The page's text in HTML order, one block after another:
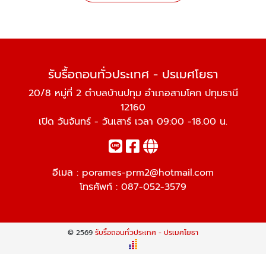
รับรื้อถอนทั่วประเทศ - ปรเมศโยธา
20/8 หมู่ที่ 2 ตำบลบ้านปทุม อำเภอสามโคก ปทุมธานี
12160
เปิด วันจันทร์ - วันเสาร์ เวลา 09:00 -18.00 น.
อีเมล : porames-prm2@hotmail.com
โทรศัพท์ : 087-052-3579
© 2569 รับรื้อถอนทั่วประเทศ - ปรเมศโยธา